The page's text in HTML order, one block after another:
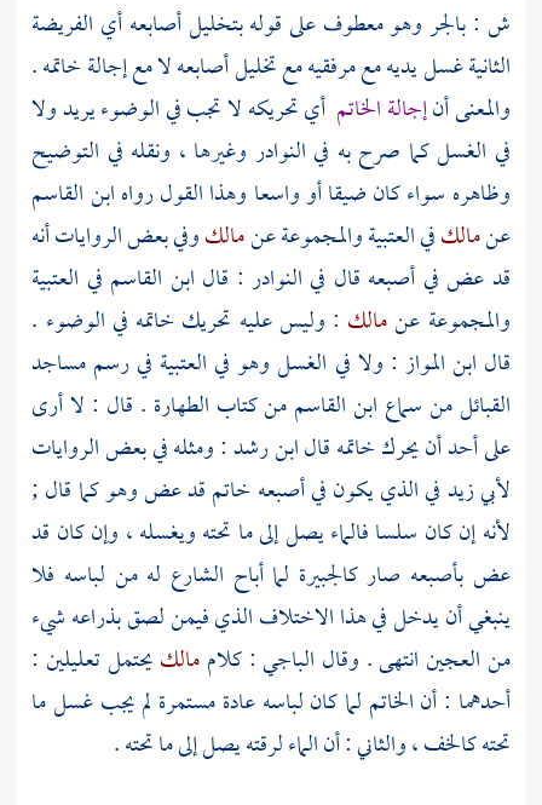
ش : بالجر وهو معطوف على قوله بتخليل أصابعه أي الفريضة
الثانية غسل يديه مع مرفقيه مع تخليل أصابعه لا مع إجالة خاتمه .
والمعنى أنإجالة الخاتم أي تحريكه لا تجب في الوضوء يريد ولا
في الغسل كما صرح به في النوادر وغيرها ، ونقله في التوضيح
وظاهره سواء كان ضيقا أو واسعا وهذا القول رواهابن القاسم
عنمالكفي العتبية والمجموعة عنمالكوفي بعض الروايات أنه
قد عض في أصبعه قال في النوادر : قال ابن القاسم في العتبية
والمجموعة عنمالك : وليس عليه تحريك خاتمه في الوضوء .
قال ابن المواز : ولا في الغسل وهو في العتبية في رسم مساجد
القبائل من سماع ابن القاسممن كتاب الطهارة . قال : لا أرى
على أحد أن يحرك خاتمه قالابن رشد: ومثله في بعض الروايات
لأبي زيدفي الذي يكون في أصبعه خاتم قد عض وهو كما قال ;
لأنه إن كان سلسا فالماء يصل إلى ما تحته ويغسله ، وإن كان قد
عض بأصبعه صار كالجبيرة لما أباح الشارع له من لباسه فلا
ينبغي أن يدخل في هذا الاختلاف الذي فيمن لصق بذراعه شيء
من العجين انتهى . وقال الباجي: كلاممالكيحتمل تعليلين :
أحدهما : أن الخاتم لما كان لباسه عادة مستمرة لم يجب غسل ما
تحته كالخف ، والثاني : أن الماء لرقته يصل إلى ما تحته .